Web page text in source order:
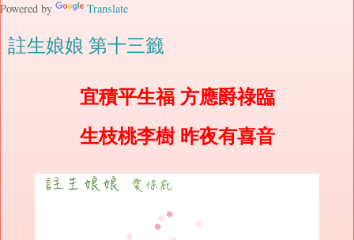
Powered by Translate
註生娘娘 第十三籤
宜積平生福 方應爵祿臨
生枝桃李樹 昨夜有喜音